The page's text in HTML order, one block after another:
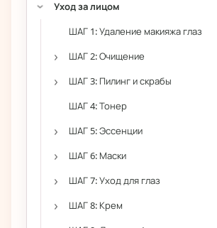
› Уход за лицом
ШАГ 1: Удаление макияжа глаз
› ШАГ 2: Очищение
› ШАГ 3: Пилинг и скрабы
ШАГ 4: Тонер
› ШАГ 5: Эссенции
› ШАГ 6: Маски
› ШАГ 7: Уход для глаз
› ШАГ 8: Крем